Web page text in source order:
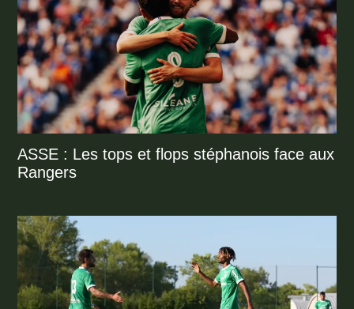
ASSE : Les tops et flops stéphanois face aux
Rangers